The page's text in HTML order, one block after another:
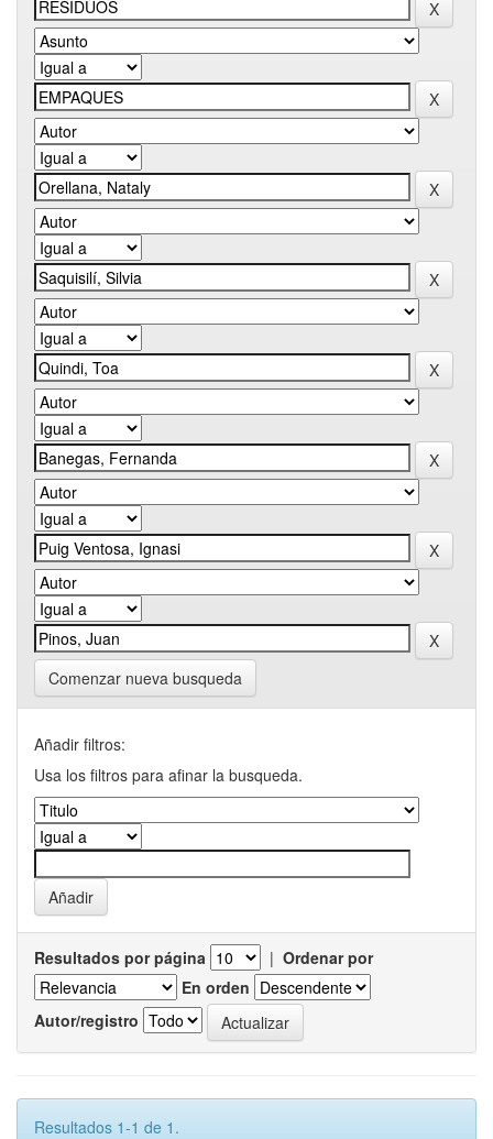
Comenzar nueva busqueda
Añadir filtros:
Usa los filtros para afinar la busqueda.
Resultados por página | Ordenar por
En orden
Autor/registro
Resultados 1-1 de 1.